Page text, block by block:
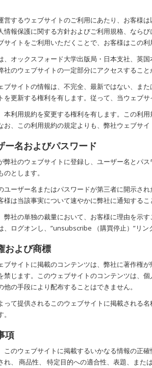
営するウェブサイトのご利用にあたり、お客様
情報保護に関する方針およびご利用規格、なら
サイトをご利用いただくことで、お客様はこの
、オックスフォード大学出版局・日本支社、英
社のウェブサイトの一定部分にアクセスすること
ブサイトの情報は、不完全、最新ではない、ま
を更新する権利を有します。従って、当ウェブ
本利用規約を変更する権利を有します。この利
お、この利用規約の規定よりも、弊社ウェブサ
ー名およびパスワード
弊社のウェブサイトに登録し、ユーザー名とパ
のとします。
ユーザー名またはパスワードが第三者に開示さ
様は当該事実について速やかに弊社に通知するこ
弊社の単独の裁量において、お客様に理由を示
、ログオンし、”unsubscribe （購買停止）”リ
および商標
ブサイトに掲載のコンテンツは、弊社に著作権
禁じます。このウェブサイトのコンテンツは、
他の手段により配布することはできません。
って提供されるこのウェブサイトに掲載される
項
このウェブサイトに掲載するいかなる情報の正
れ、 商品性、 特定目的への適合性、表題、また